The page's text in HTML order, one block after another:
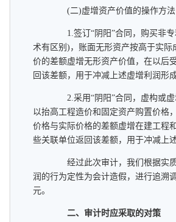
(二)虚增资产价值的操作方法
1.签订“阴阳”合同，购买非专
术有区别)，账面无形资产按高于实际
价的差额虚增无形资产价值，在以后
回该差额，用于冲减上述虚增利润形
2.采用“阴阳”合同，虚构或虚
以抬高工程造价和固定资产购置价格
价格与实际价格的差额虚增在建工程
些关联单位返回该差额，用于冲减上
经过此次审计，我们根据实质
润的行为定性为会计造假，进行追溯
元。
二、审计时应采取的对策